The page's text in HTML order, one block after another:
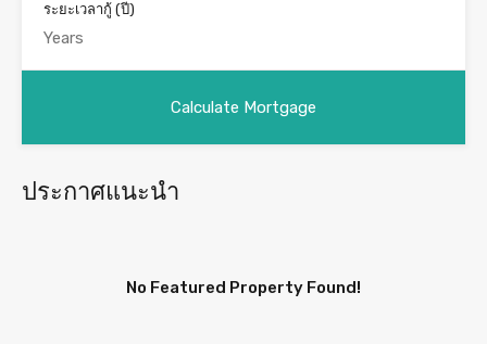
ระยะเวลากู้ (ปี)
ประกาศแนะนำ
No Featured Property Found!